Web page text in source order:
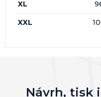
XL
XXL
Návrh, tisk